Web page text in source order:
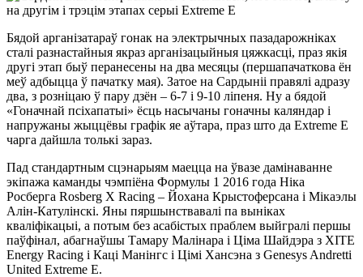
Бядой арганізатараў гонак на электрычных пазадарожніках
сталі разнастайныя якраз арганізацыйныя цяжкасці, праз якія
другі этап быў перанесены на два месяцы (першапачаткова ён
меў адбыцца ў пачатку мая). Затое на Сардыніі правялі адразу
два, з розніцаю ў пару дзён – 6-7 і 9-10 ліпеня. Ну а бядой
«Гоначнай псіхапатыі» ёсць насычаны гоначны каляндар і
напружаны жыццёвы графік яе аўтара, праз што да Extreme E
чарга дайшла толькі зараз.
Пад стандартным сцэнарыям маецца на ўвазе дамінаванне
экіпажа каманды чэмпіёна Формулы 1 2016 года Ніка
Росберга Rosberg X Racing – Йохана Крыстоферсана і Мікаэлы
Алін-Катулінскі. Яны пяршынствавалі па выніках
кваліфікацыі, а потым без асабістых праблем выйгралі першы
паўфінал, абагнаўшы Тамару Малінара і Ціма Шайдэра з XITE
Energy Racing і Каці Манінгс і Цімі Хансэна з Genesys Andretti
United Extreme E.